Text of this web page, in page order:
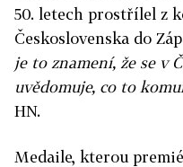
50. letech prostřílel z
Československa do
je to znamení, že se v
uvědomuje, co to
HN.
Medaile, kterou